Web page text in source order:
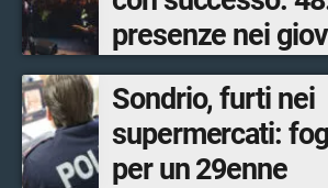
presenze nei
Sondrio, furti nei
supermercati:
per un 29enne